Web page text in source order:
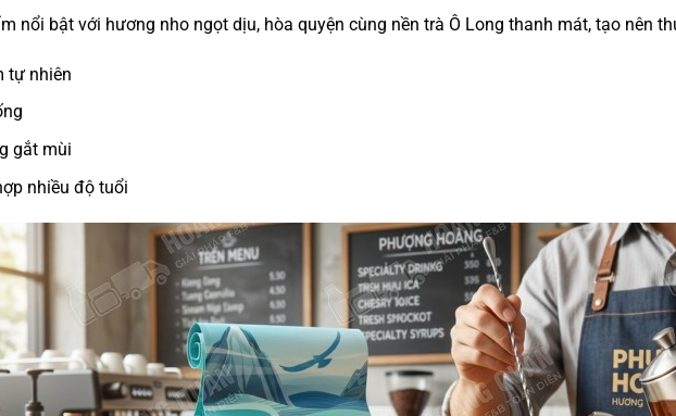
nổi bật với hương nho ngọt dịu, hòa quyện cùng nền trà Ô Long thanh mát, tạo nên
tự nhiên
gắt mùi
nhiều độ tuổi